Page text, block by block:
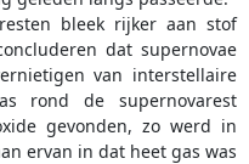
bleek rijker aan stof
dat supernovae
van interstellaire
rond de supernovarest
gevonden, zo werd in
ervan in dat heet gas was